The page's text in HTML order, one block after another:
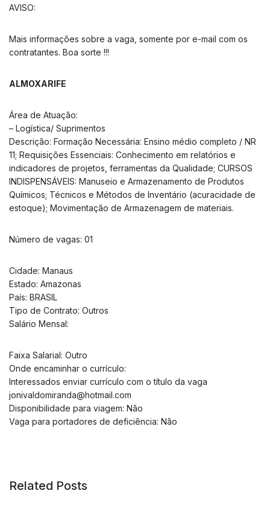
AVISO:
Mais informações sobre a vaga, somente por e-mail com os
contratantes. Boa sorte !!!
ALMOXARIFE
Área de Atuação:
– Logística/ Suprimentos
Descrição: Formação Necessária: Ensino médio completo / NR
11; Requisições Essenciais: Conhecimento em relatórios e
indicadores de projetos, ferramentas da Qualidade; CURSOS
INDISPENSÁVEIS: Manuseio e Armazenamento de Produtos
Químicos; Técnicos e Métodos de Inventário (acuracidade de
estoque); Movimentação de Armazenagem de materiais.
Número de vagas: 01
Cidade: Manaus
Estado: Amazonas
País: BRASIL
Tipo de Contrato: Outros
Salário Mensal:
Faixa Salarial: Outro
Onde encaminhar o currículo:
Interessados enviar currículo com o título da vaga
jonivaldomiranda@hotmail.com
Disponibilidade para viagem: Não
Vaga para portadores de deficiência: Não
Related Posts